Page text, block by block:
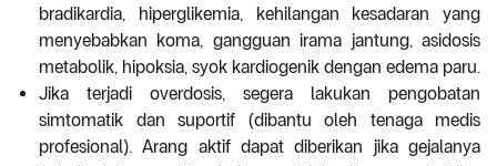
bradikardia, hiperglikemia, kehilangan kesadaran yang
menyebabkan koma, gangguan irama jantung, asidosis
metabolik, hipoksia, syok kardiogenik dengan edema paru.
Jika terjadi overdosis, segera lakukan pengobatan
simtomatik dan suportif (dibantu oleh tenaga medis
profesional). Arang aktif dapat diberikan jika gejalanya